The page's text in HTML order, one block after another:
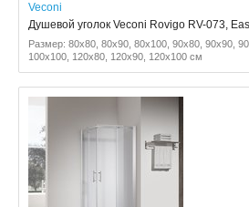
Veconi
Душевой уголок Veconi Rovigo RV-073,
Размер: 80x80, 80x90, 80x100, 90x80, 90x90,
100x100, 120x80, 120x90, 120x100 см